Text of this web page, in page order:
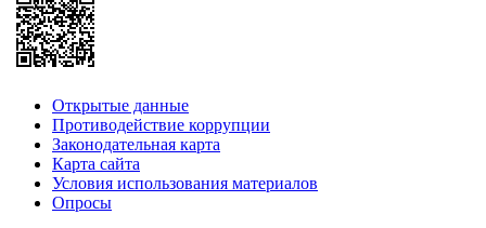
Открытые данные
Противодействие коррупции
Законодательная карта
Карта сайта
Условия использования материалов
Опросы